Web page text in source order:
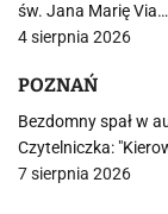
św. Jana Marię Via…
4 sierpnia 2026
POZNAŃ
Bezdomny spał w
Czytelniczka:
7 sierpnia 2026